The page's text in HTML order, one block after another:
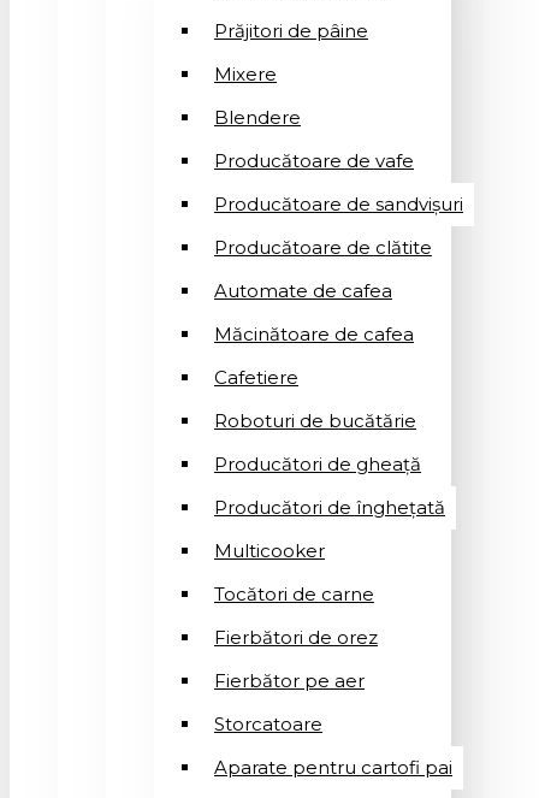
Prăjitori de pâine
Mixere
Blendere
Producătoare de vafe
Producătoare de sandvişuri
Producătoare de clătite
Automate de cafea
Măcinătoare de cafea
Cafetiere
Roboturi de bucătărie
Producători de gheață
Producători de înghețată
Multicooker
Tocători de carne
Fierbători de orez
Fierbător pe aer
Storcatoare
Aparate pentru cartofi pai